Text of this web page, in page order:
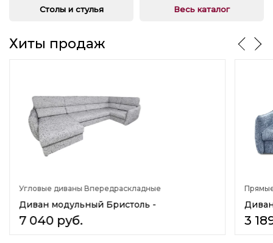
Столы и стулья Весь каталог
Хиты продаж
Угловые диваны Впередраскладные
Диван модульный Бристоль -
7 040 руб. 3